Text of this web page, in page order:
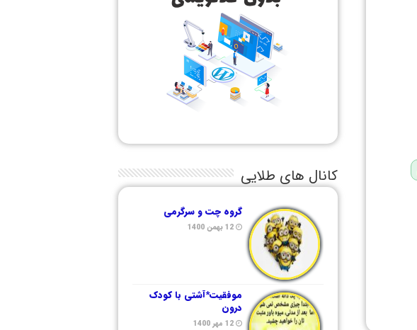
کانال های طلایی
گروه چت و سرگرمی
12 بهمن 1400
موفقیت*آشتی با کودک
درون
12 مهر 1400